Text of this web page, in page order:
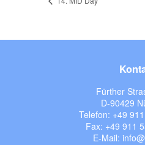
Fürther
D-90429
Telefon: +49
Fax: +49 911
E-Mail: